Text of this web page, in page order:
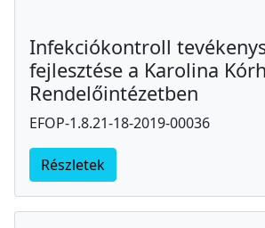
Infekciókontroll
fejlesztése a Karolina
Rendelőintézetben
EFOP-1.8.21-18-2019-00036
Részletek